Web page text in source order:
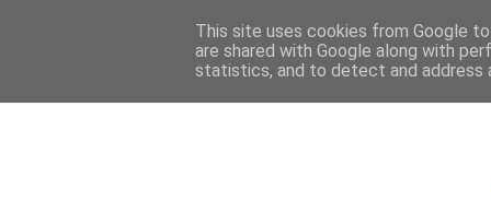
This site uses cookies from Google
are shared with Google along with
statistics, and to detect and address